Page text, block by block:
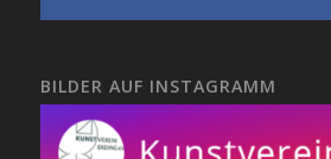
BILDER AUF INSTAGRAMM